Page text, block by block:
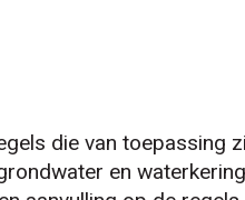
die van toepassing
en